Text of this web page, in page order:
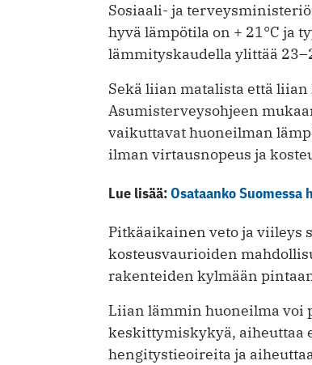
Sosiaali- ja
hyvä lämpötila on + 21°C ja
lämmityskaudella ylittää
Sekä liian matalista että
Asumisterveysohjeen
vaikuttavat huoneilman
ilman virtausnopeus ja
Lue lisää:Osataanko
Pitkäaikainen veto ja viileys
kosteusvaurioiden
rakenteiden kylmään
Liian lämmin huoneilma voi
keskittymiskykyä, aiheuttaa
hengitystieoireita ja